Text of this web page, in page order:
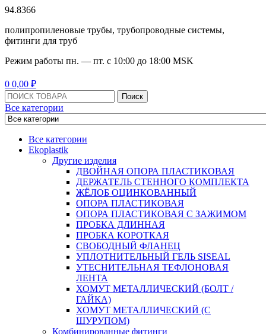
94.8366
полипропиленовые трубы, трубопроводные системы,
фитинги для труб
Режим работы пн. — пт. с 10:00 до 18:00 MSK
0 0,00 ₽
Поиск:
Поиск
Все категории
Все категории
Ekoplastik
Другие изделия
ДВОЙНАЯ ОПОРА ПЛАСТИКОВАЯ
ДЕРЖАТЕЛЬ СТЕННОГО КОМПЛЕКТА
ЖЁЛОБ ОЦИНКОВАННЫЙ
ОПОРА ПЛАСТИКОВАЯ
ОПОРА ПЛАСТИКОВАЯ С ЗАЖИМОМ
ПРОБКА ДЛИННАЯ
ПРОБКА КОРОТКАЯ
СВОБОДНЫЙ ФЛАНЕЦ
УПЛОТНИТЕЛЬНЫЙ ГЕЛЬ SISEAL
УТЕСНИТЕЛЬНАЯ ТЕФЛОНОВАЯ
ЛЕНТА
ХОМУТ МЕТАЛЛИЧЕСКИЙ (БОЛТ /
ГАЙКА)
ХОМУТ МЕТАЛЛИЧЕСКИЙ (С
ШУРУПОМ)
Комбинированные фитинги